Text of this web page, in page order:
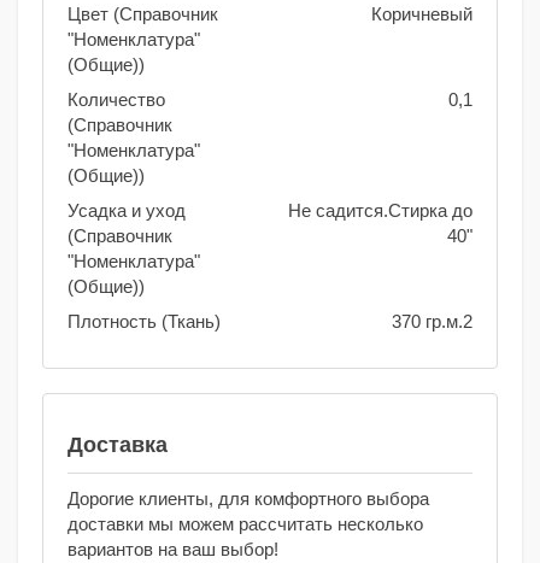
Цвет (Справочник
"Номенклатура"
(Общие))
Коричневый
Количество
(Справочник
"Номенклатура"
(Общие))
0,1
Усадка и уход
(Справочник
"Номенклатура"
(Общие))
Не садится.Стирка до
40"
Плотность (Ткань) 370 гр.м.2
Доставка
Дорогие клиенты, для комфортного выбора
доставки мы можем рассчитать несколько
вариантов на ваш выбор!